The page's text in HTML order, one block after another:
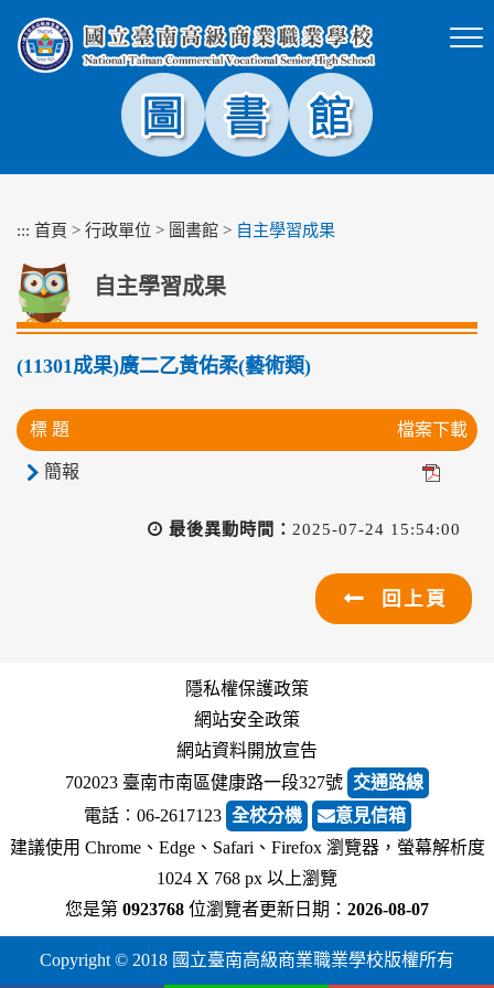
塊
::: 首頁 > 行政單位 > 圖書館 > 自主學習成果
自主學習成果
(11301成果)廣二乙黃佑柔(藝術類)
標 題 檔案下載
簡報
最後異動時間： 2025-07-24 15:54:00
回上頁
隱私權保護政策
網站安全政策
網站資料開放宣告
702023 臺南市南區健康路一段327號 交通路線
電話︰06-2617123 全校分機
意見信箱
建議使用 Chrome、Edge、Safari、Firefox 瀏覽器，螢幕解析度
1024 X 768 px 以上瀏覽
您是第 0923768 位瀏覽者更新日期： 2026-08-07
Copyright © 2018 國立臺南高級商業職業學校版權所有